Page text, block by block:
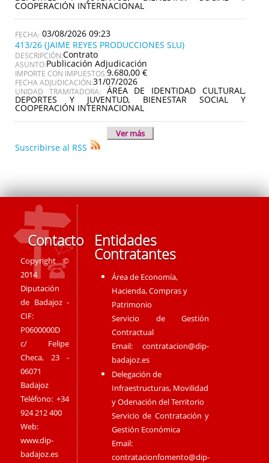
COOPERACIÓN INTERNACIONAL
03/08/2026 09:23
413/26 (JAIME REYES PRODUCCIONES SLU)
DESCRIPCIÓN:Contrato
ASUNTO:Publicación Adjudicación
IMPORTE CON IMPUESTOS:9.680,00 €
FECHA ADJUDICACIÓN:31/07/2026
UNIDAD TRAMITADORA: ÁREA DE IDENTIDAD CULTURAL,
DEPORTES Y JUVENTUD, BIENESTAR SOCIAL Y
COOPERACIÓN INTERNACIONAL
Ver más
Suscribirse al RSS
Contacto
Copyright ©
2014
Diputación
de Badajoz -
CIF:
P0600000D
c/ Felipe
Checa, 23 -
06071
Badajoz
Teléfono: +34
924 212 400
Web:
www.dip-
badajoz.es
Entidades
Contratantes
Área de Economía,
Hacienda, Compras y
Patrimonio
Servicio de Gestión
Contractual
Email:contratacion@dip-
badajoz.es
Delegación de
Infraestructuras, Movilidad
y Odenación del Territorio
Servicio de Contratación y
Gestión Económica
Email:
contratacionfomento@dip-